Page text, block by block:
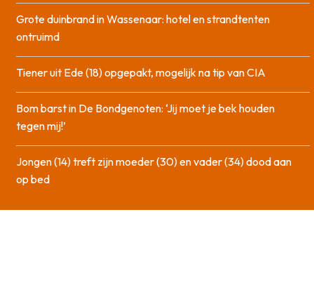
Grote duinbrand in Wassenaar: hotel en strandtenten
ontruimd
Tiener uit Ede (18) opgepakt, mogelijk na tip van CIA
Bom barst in De Bondgenoten: ‘Jij moet je bek houden
tegen mij!’
Jongen (14) treft zijn moeder (30) en vader (34) dood aan
op bed